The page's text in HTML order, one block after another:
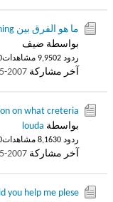
ما هو الفرق بين everything & anything
بواسطة ضيف
ردود 2 9,950 مشاهدات 0
آخر مشاركة 04:02 PM
on what creteria
بواسطة louda
ردود 0 8,163 مشاهدات 0
آخر مشاركة 02:11 PM
you help me plese